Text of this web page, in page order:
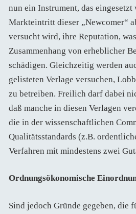
nun ein Instrument, das eingesetzt
Markteintritt dieser „Newcomer“
versucht wird, ihre Reputation,
Zusammenhang von erheblicher
schädigen. Gleichzeitig werden
gelisteten Verlage versuchen,
zu betreiben. Freilich darf dabei
daß manche in diesen Verlagen
die in der wissenschaftlichen
Qualitätsstandards (z.B.
Verfahren mit mindestens zwei
Ordnungsökonomische
Sind jedoch Gründe gegeben, die